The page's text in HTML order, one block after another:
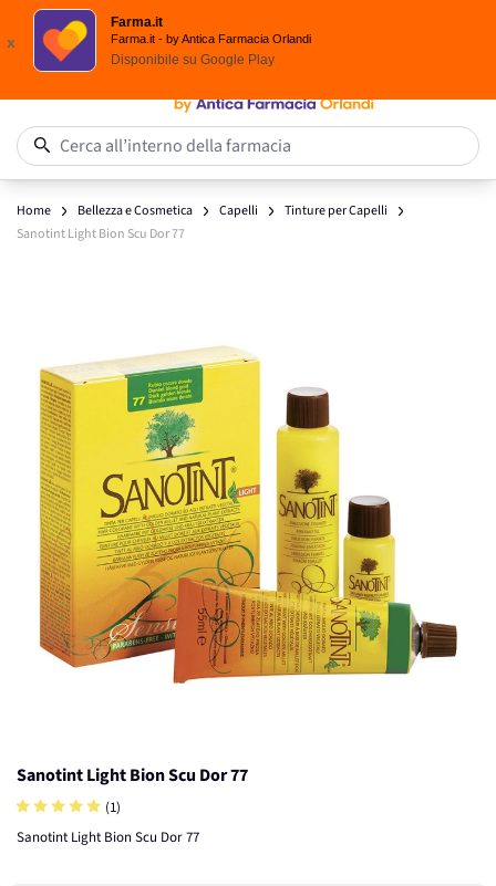
x
Farma.it
Farma.it - by Antica Farmacia Orlandi
Disponibile su Google Play
Salta al contenuto
Cerca all’interno della farmacia
Home Bellezza e Cosmetica Capelli
Tinture per Capelli
Sanotint Light Bion Scu Dor 77
Sanotint Light Bion Scu Dor 77
(1)
Sanotint Light Bion Scu Dor 77